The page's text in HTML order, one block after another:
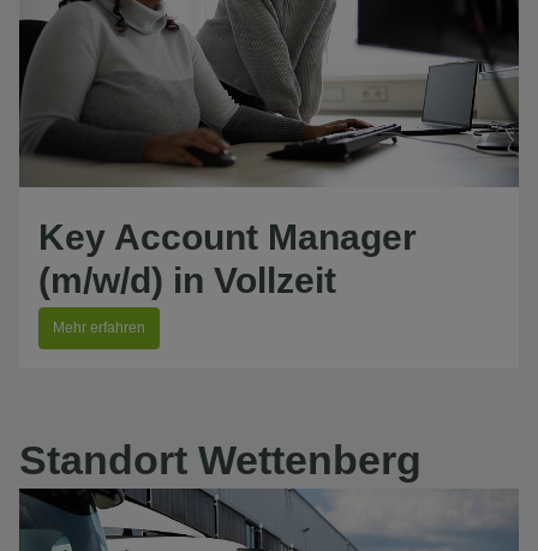
Key Account Manager
(m/w/d) in Vollzeit
Mehr erfahren
Standort Wettenberg